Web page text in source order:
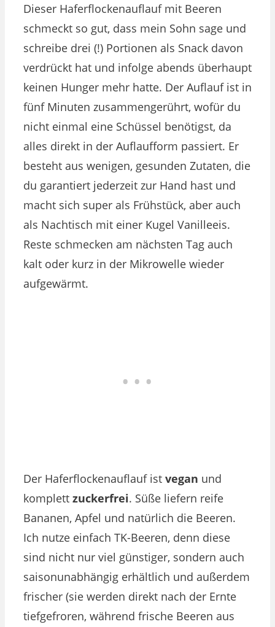
Dieser Haferflockenauflauf mit Beeren
schmeckt so gut, dass mein Sohn sage und
schreibe drei (!) Portionen als Snack davon
verdrückt hat und infolge abends überhaupt
keinen Hunger mehr hatte. Der Auflauf ist in
fünf Minuten zusammengerührt, wofür du
nicht einmal eine Schüssel benötigst, da
alles direkt in der Auflaufform passiert. Er
besteht aus wenigen, gesunden Zutaten, die
du garantiert jederzeit zur Hand hast und
macht sich super als Frühstück, aber auch
als Nachtisch mit einer Kugel Vanilleeis.
Reste schmecken am nächsten Tag auch
kalt oder kurz in der Mikrowelle wieder
aufgewärmt.
Der Haferflockenauflauf ist vegan und
komplett zuckerfrei. Süße liefern reife
Bananen, Apfel und natürlich die Beeren.
Ich nutze einfach TK-Beeren, denn diese
sind nicht nur viel günstiger, sondern auch
saisonunabhängig erhältlich und außerdem
frischer (sie werden direkt nach der Ernte
tiefgefroren, während frische Beeren aus